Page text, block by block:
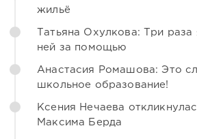
жильё
Татьяна Охулкова: Три
ней за помощью
Анастасия Ромашова: Это
школьное образование!
Ксения Нечаева
Максима Берда